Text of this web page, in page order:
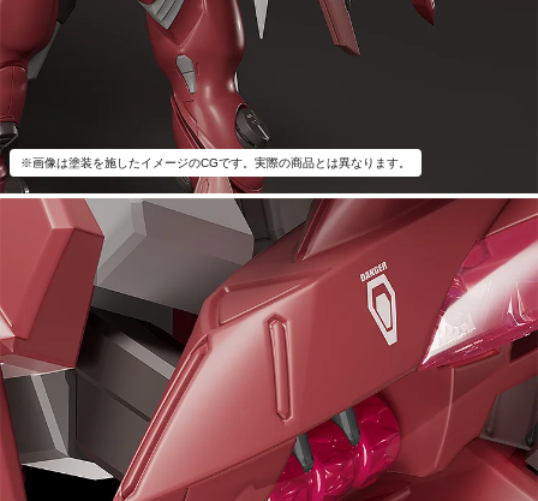
※画像は塗装を施したイメージのCGです。実際の商品とは異なります。